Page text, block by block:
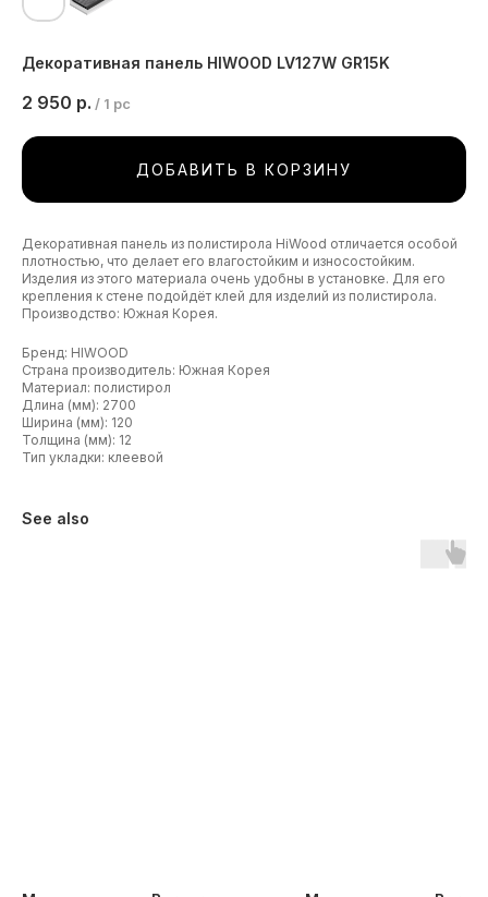
Декоративная панель HIWOOD LV127W GR15K
2 950 р. / 1 pc
ДОБАВИТЬ В КОРЗИНУ
Декоративная панель из полистирола HiWood отличается особой
плотностью, что делает его влагостойким и износостойким.
Изделия из этого материала очень удобны в установке. Для его
крепления к стене подойдёт клей для изделий из полистирола.
Производство: Южная Корея.
Бренд: HIWOOD
Страна производитель: Южная Корея
Материал: полистирол
Длина (мм): 2700
Ширина (мм): 120
Толщина (мм): 12
Тип укладки: клеевой
See also